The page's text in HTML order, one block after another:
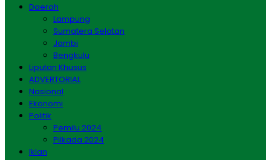
Daerah
Lampung
Sumatera Selatan
Jambi
Bengkulu
Liputan Khusus
ADVERTORIAL
Nasional
Ekonomi
Politik
Pemilu 2024
Pilkada 2024
Iklan